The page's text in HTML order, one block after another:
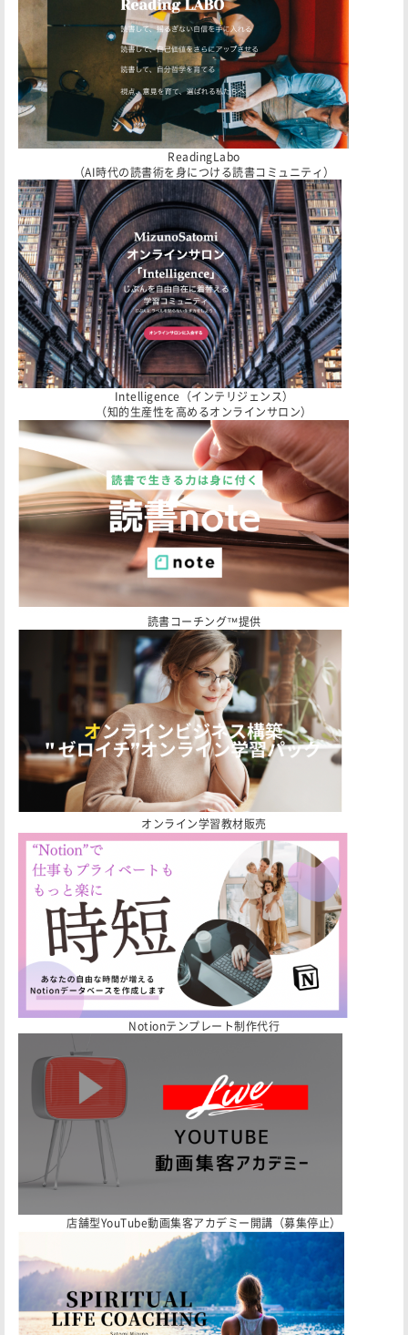
ReadingLabo
（AI時代の読書術を身につける読書コミュニティ）
Intelligence（インテリジェンス）
（知的生産性を高めるオンラインサロン）
読書コーチング™️提供
オンライン学習教材販売
Notionテンプレート制作代行
店舗型YouTube動画集客アカデミー開講（募集停止）